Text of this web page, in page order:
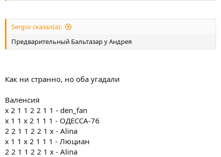
Sergsv сказал(а):
Предварительный Бальтазар у Андрея
Как ни странно, но оба угадали
Валенсия
х 2 1 1 2 2 1 1 - den_fan
х 1 1 х 2 1 1 1 - ОДЕССА-76
2 2 1 1 2 2 1 x - Alina
х 1 1 х 2 1 1 1 - Люциан
2 2 1 1 2 2 1 x - Alina